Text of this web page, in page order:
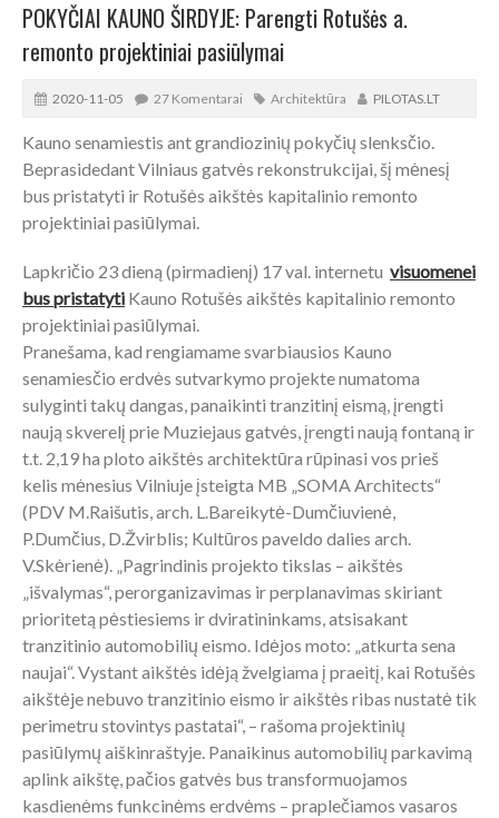
POKYČIAI KAUNO ŠIRDYJE: Parengti Rotušės a.
remonto projektiniai pasiūlymai
2020-11-05 27 Komentarai Architektūra PILOTAS.LT
Kauno senamiestis ant grandiozinių pokyčių slenksčio.
Beprasidedant Vilniaus gatvės rekonstrukcijai, šį mėnesį
bus pristatyti ir Rotušės aikštės kapitalinio remonto
projektiniai pasiūlymai.
Lapkričio 23 dieną (pirmadienį) 17 val. internetu visuomenei
bus pristatyti Kauno Rotušės aikštės kapitalinio remonto
projektiniai pasiūlymai.
Pranešama, kad rengiamame svarbiausios Kauno
senamiesčio erdvės sutvarkymo projekte numatoma
sulyginti takų dangas, panaikinti tranzitinį eismą, įrengti
naują skverelį prie Muziejaus gatvės, įrengti naują fontaną ir
t.t. 2,19 ha ploto aikštės architektūra rūpinasi vos prieš
kelis mėnesius Vilniuje įsteigta MB „SOMA Architects“
(PDV M.Raišutis, arch. L.Bareikytė-Dumčiuvienė,
P.Dumčius, D.Žvirblis; Kultūros paveldo dalies arch.
V.Skėrienė). „Pagrindinis projekto tikslas – aikštės
„išvalymas“, perorganizavimas ir perplanavimas skiriant
prioritetą pėstiesiems ir dviratininkams, atsisakant
tranzitinio automobilių eismo. Idėjos moto: „atkurta sena
naujai“. Vystant aikštės idėją žvelgiama į praeitį, kai Rotušės
aikštėje nebuvo tranzitinio eismo ir aikštės ribas nustatė tik
perimetru stovintys pastatai“, – rašoma projektinių
pasiūlymų aiškinraštyje. Panaikinus automobilių parkavimą
aplink aikštę, pačios gatvės bus transformuojamos
kasdienėms funkcinėms erdvėms – praplečiamos vasaros